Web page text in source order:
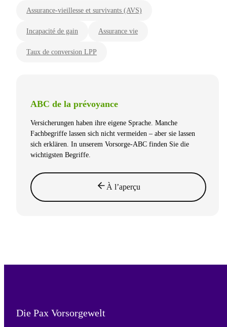
Assurance-vieillesse et survivants (AVS)
Incapacité de gain Assurance vie
Taux de conversion LPP
ABC de la prévoyance
Versicherungen haben ihre eigene Sprache. Manche
Fachbegriffe lassen sich nicht vermeiden – aber sie lassen
sich erklären. In unserem Vorsorge-ABC finden Sie die
wichtigsten Begriffe.
À l’aperçu
Die Pax Vorsorgewelt